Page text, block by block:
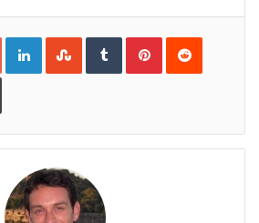
Google+LinkedInStumbleUpon
TumblrPinterestReddit
Print